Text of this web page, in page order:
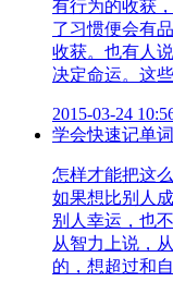
有行为的收获
了习惯便会有
收获。也有人
决定命运。这
2015-03-24
学会快速记单
怎样才能把这
如果想比别人
别人幸运，也
从智力上说，
的，想超过和